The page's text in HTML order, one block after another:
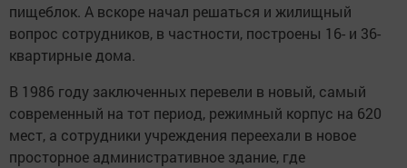
пищеблок. А вскоре начал решаться и жилищный
вопрос сотрудников, в частности, построены 16- и 36-
квартирные дома.
В 1986 году заключенных перевели в новый, самый
современный на тот период, режимный корпус на 620
мест, а сотрудники учреждения переехали в новое
просторное административное здание, где